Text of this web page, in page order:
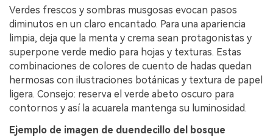
Verdes frescos y sombras musgosas evocan pasos
diminutos en un claro encantado. Para una apariencia
limpia, deja que la menta y crema sean protagonistas y
superpone verde medio para hojas y texturas. Estas
combinaciones de colores de cuento de hadas quedan
hermosas con ilustraciones botánicas y textura de papel
ligera. Consejo: reserva el verde abeto oscuro para
contornos y así la acuarela mantenga su luminosidad.
Ejemplo de imagen de duendecillo del bosque